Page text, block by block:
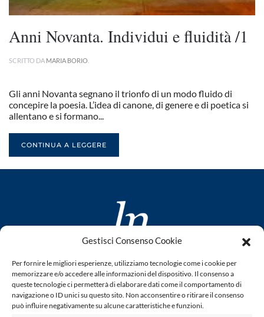
Gestisci Consenso Cookie
Per fornire le migliori esperienze, utilizziamo tecnologie come i cookie per
memorizzare e/o accedere alle informazioni del dispositivo. Il consenso a
queste tecnologie ci permetterà di elaborare dati come il comportamento di
navigazione o ID unici su questo sito. Non acconsentire o ritirare il consenso
può influire negativamente su alcune caratteristiche e funzioni.
Anni Novanta. Individui e fluidità /1
SCRITTO DA MARIA BORIO
Gli anni Novanta segnano il trionfo di un modo fluido di
concepire la poesia. L’idea di canone, di genere e di poetica si
allentano e si formano...
CONTINUA A LEGGERE
www.laletteraturaenoi.it
fondato da Romano Luperini
Questo blog non rappresenta una testata giornalistica in
quanto viene aggiornato senza alcuna periodicità. Non può